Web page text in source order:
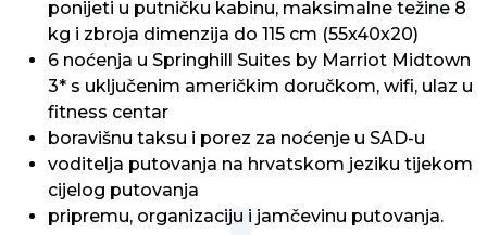
ponijeti u putničku kabinu, maksimalne težine 8
kg i zbroja dimenzija do 115 cm (55x40x20)
6 noćenja u Springhill Suites by Marriot Midtown
3* s uključenim američkim doručkom, wifi, ulaz u
fitness centar
boravišnu taksu i porez za noćenje u SAD-u
voditelja putovanja na hrvatskom jeziku tijekom
cijelog putovanja
pripremu, organizaciju i jamčevinu putovanja.